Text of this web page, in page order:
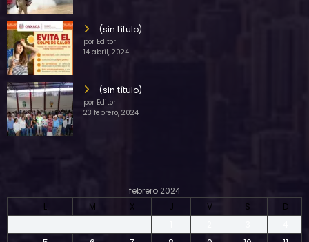
(sin título)
por Editor
14 abril, 2024
(sin título)
por Editor
23 febrero, 2024
febrero 2024
L
M X J V S
D